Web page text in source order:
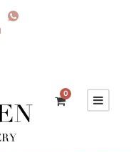
0